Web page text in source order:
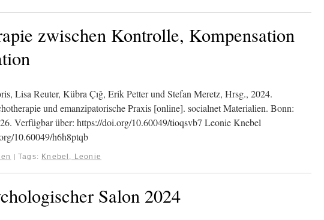
zwischen Kontrolle, Kompensation
Lisa Reuter, Kübra Çığ, Erik Petter und Stefan Meretz, Hrsg., 2024.
und emanzipatorische Praxis [online]. socialnet Materialien. Bonn:
Verfügbar über: https://doi.org/10.60049/tioqsvb7 Leonie Knebel
10.60049/h6h8ptqb
| Tags: Knebel, Leonie
Salon 2024